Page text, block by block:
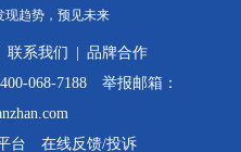
现趋势，预见未来
联系我们 | 品牌合作
068-7188 举报邮箱：
台
在线反馈/投诉